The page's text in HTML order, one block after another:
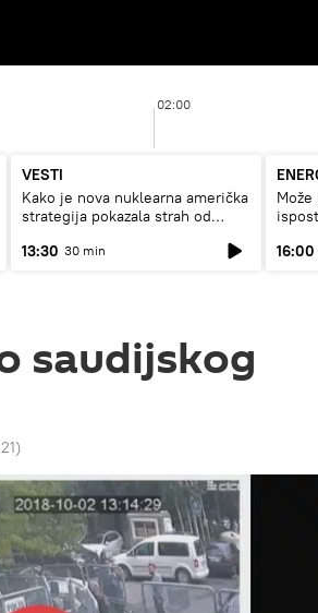
02:00
VESTI
Kako je nova nuklearna američka
strategija pokazala strah od
13:30 30 min
16:00
saudijskog
)